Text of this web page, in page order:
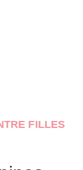
FILLES